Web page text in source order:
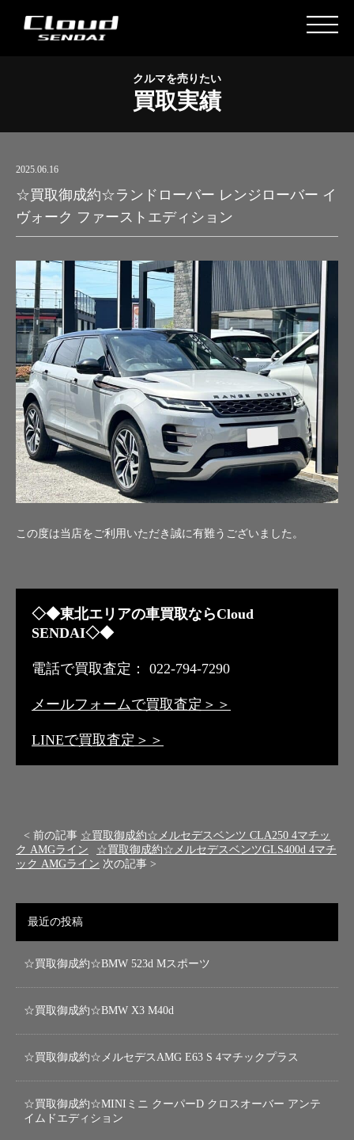
クルマを売りたい
買取実績
2025.06.16
☆買取御成約☆ランドローバー レンジローバー イ
ヴォーク ファーストエディション
この度は当店をご利用いただき誠に有難うございました。
◇◆東北エリアの車買取ならCloud
SENDAI◇◆
電話で買取査定： 022-794-7290
メールフォームで買取査定＞＞
LINEで買取査定＞＞
< 前の記事 ☆買取御成約☆メルセデスベンツ CLA250 4マチッ
ク AMGライン
☆買取御成約☆メルセデスベンツGLS400d 4マチ
ック AMGライン 次の記事 >
最近の投稿
☆買取御成約☆BMW 523d Mスポーツ
☆買取御成約☆BMW X3 M40d
☆買取御成約☆メルセデスAMG E63 S 4マチックプラス
☆買取御成約☆MINIミニ クーパーD クロスオーバー アンテ
イムドエディション